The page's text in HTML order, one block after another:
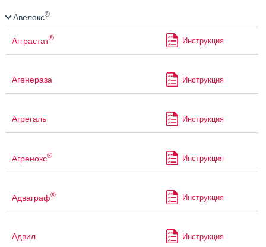
Авелокс®
Агграстат® Инструкция
Агенераза Инструкция
Агрегаль Инструкция
Агренокс® Инструкция
Адваграф® Инструкция
Адвил Инструкция